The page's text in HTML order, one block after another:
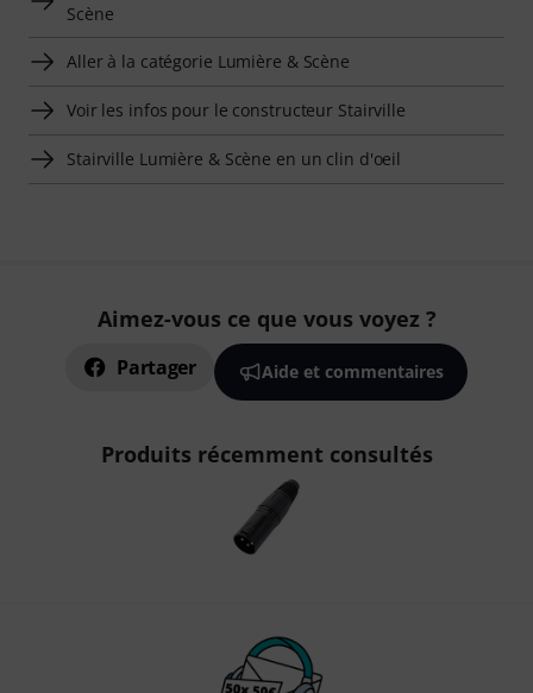
Scène
Aller à la catégorie Lumière & Scène
Voir les infos pour le constructeur Stairville
Stairville Lumière & Scène en un clin d'oeil
Aimez-vous ce que vous voyez ?
Partager Aide et commentaires
Produits récemment consultés